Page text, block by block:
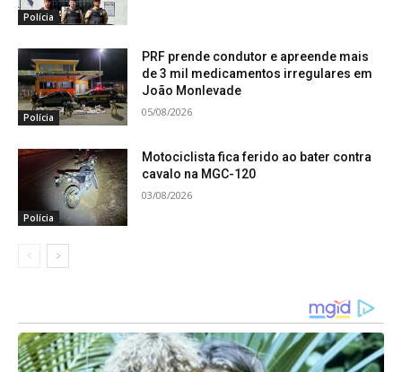
Polícia
Polícia
PRF prende condutor e apreende mais
de 3 mil medicamentos irregulares em
João Monlevade
05/08/2026
Polícia
Motociclista fica ferido ao bater contra
cavalo na MGC-120
03/08/2026